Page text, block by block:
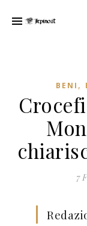
BENI ,
7